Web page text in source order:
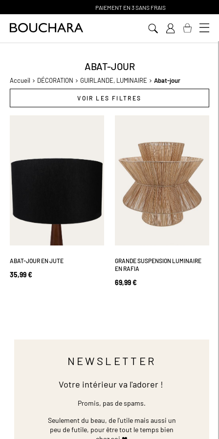
PAIEMENT EN 3 SANS FRAIS
ABAT-JOUR
Accueil DÉCORATION GUIRLANDE, LUMINAIRE Abat-jour
VOIR LES FILTRES
ABAT-JOUR EN JUTE
35,99 €
GRANDE SUSPENSION LUMINAIRE
EN RAFIA
69,99 €
NEWSLETTER
Votre intérieur va l'adorer !
Promis, pas de spams.
Seulement du beau, de l'utile mais aussi un
peu de futile, pour être tout le temps bien